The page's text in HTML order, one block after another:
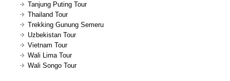
Tanjung Puting Tour
Thailand Tour
Trekking Gunung Semeru
Uzbekistan Tour
Vietnam Tour
Wali Lima Tour
Wali Songo Tour